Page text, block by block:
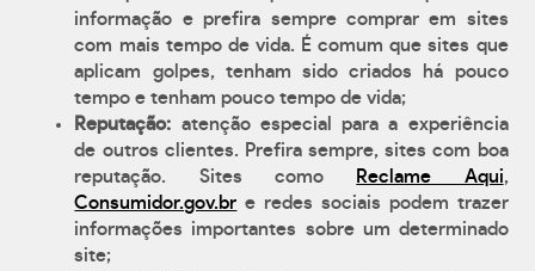
informação e prefira sempre comprar em sites
com mais tempo de vida. É comum que sites que
aplicam golpes, tenham sido criados há pouco
tempo e tenham pouco tempo de vida;
Reputação: atenção especial para a experiência
de outros clientes. Prefira sempre, sites com boa
reputação. Sites como
Reclame Aqui,
Consumidor.gov.br e redes sociais podem trazer
informações importantes sobre um determinado
site;